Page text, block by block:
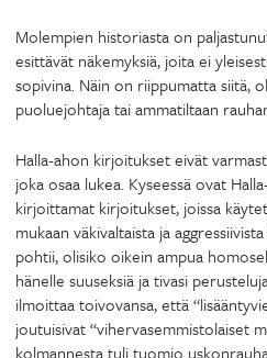
Molempien historiasta on
esittävät näkemyksiä, joita ei
sopivina. Näin on riippumatta siitä,
puoluejohtaja tai ammatiltaan
Halla-ahon kirjoitukset eivät
joka osaa lukea. Kyseessä ovat
kirjoittamat kirjoitukset, joissa
mukaan väkivaltaista ja
pohtii, olisiko oikein ampua
hänelle suuseksiä ja tivasi
ilmoittaa toivovansa, että
joutuisivat “vihervasemmistolaiset
kolmannesta tuli tuomio